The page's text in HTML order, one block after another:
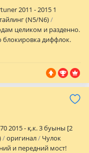
2011 - 2015 1
(N5/N6)
целиком и разденно.
блокировка диффлок.
по догворенности,
2015 - қ.к. 3 буыны [2
оригинал
Чулок
и передний мост!